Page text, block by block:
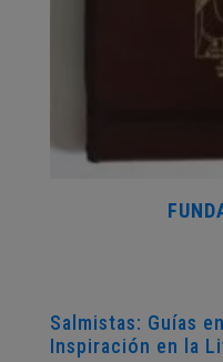
Salmistas: Guías
Inspiración en la